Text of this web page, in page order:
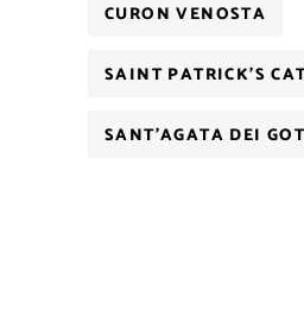
CURON VENOSTA
SAINT PATRICK'S
SANT'AGATA DEI